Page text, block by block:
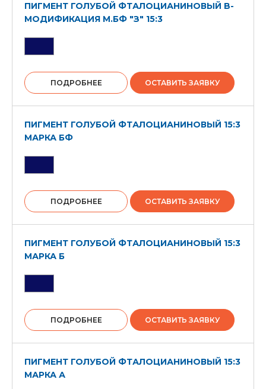
ПИГМЕНТ ГОЛУБОЙ ФТАЛОЦИАНИНОВЫЙ B-
МОДИФИКАЦИЯ М.БФ "З" 15:3
ПОДРОБНЕЕ ОСТАВИТЬ ЗАЯВКУ
ПИГМЕНТ ГОЛУБОЙ ФТАЛОЦИАНИНОВЫЙ 15:3
МАРКА БФ
ПОДРОБНЕЕ ОСТАВИТЬ ЗАЯВКУ
ПИГМЕНТ ГОЛУБОЙ ФТАЛОЦИАНИНОВЫЙ 15:3
МАРКА Б
ПОДРОБНЕЕ ОСТАВИТЬ ЗАЯВКУ
ПИГМЕНТ ГОЛУБОЙ ФТАЛОЦИАНИНОВЫЙ 15:3
МАРКА А